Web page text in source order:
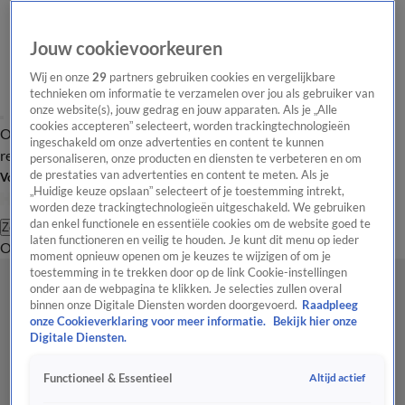
Overzicht Laatste nieuws Regionieuws Het beste van Hart
Tip de
redactie
Volg Hart van Nederland
Zoeken
OverzichtRegioUitzendingenWeerTip de redactiePanelVideo's
Jouw cookievoorkeuren
Wij en onze29 partners gebruiken cookies en vergelijkbare
technieken om informatie te verzamelen over jou als gebruiker van
onze website(s), jouw gedrag en jouw apparaten. Als je „Alle
cookies accepteren” selecteert, worden trackingtechnologieën
ingeschakeld om onze advertenties en content te kunnen
personaliseren, onze producten en diensten te verbeteren en om
de prestaties van advertenties en content te meten. Als je
„Huidige keuze opslaan” selecteert of je toestemming intrekt,
worden deze trackingtechnologieën uitgeschakeld. We gebruiken
dan enkel functionele en essentiële cookies om de website goed te
laten functioneren en veilig te houden. Je kunt dit menu op ieder
moment opnieuw openen om je keuzes te wijzigen of om je
toestemming in te trekken door op de link Cookie-instellingen
onder aan de webpagina te klikken. Je selecties zullen overal
binnen onze Digitale Diensten worden doorgevoerd. Raadpleeg
onze Cookieverklaring voor meer informatie.
Bekijk hier onze
Digitale Diensten.
Functioneel & Essentieel Altijd actief